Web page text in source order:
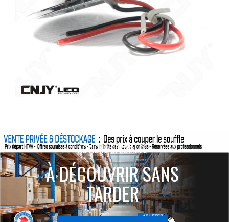
ACTIONS SPÉCIALES
À DÉCOUVRIR SANS
TARDER